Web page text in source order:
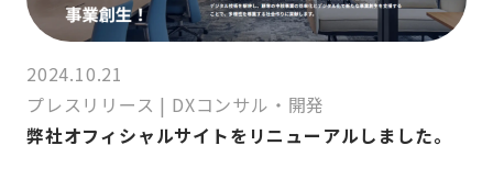
2024.10.21
プレスリリース | DXコンサル・開発
弊社オフィシャルサイトをリニューアルしました。